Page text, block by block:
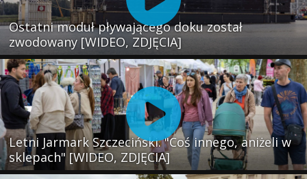
Ostatni moduł pływającego doku został
zwodowany [WIDEO, ZDJĘCIA]
Letni Jarmark Szczeciński. "Coś innego, aniżeli w
sklepach" [WIDEO, ZDJĘCIA]